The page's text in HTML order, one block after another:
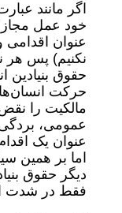
اگر مانند
خود عمل
عنوان
نکنیم) پس هر
حقوق
حرکت
مالکیت را
عمومی، بردگی
عنوان یک
اما بر همین
دیگر حقوق
فقط در شدت